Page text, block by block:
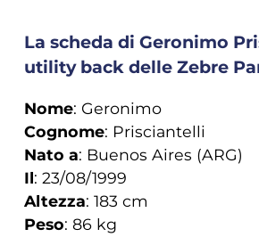
La scheda di Geronimo
utility back delle Zebre
Nome: Geronimo
Cognome: Prisciantelli
Nato a: Buenos Aires (ARG)
Il: 23/08/1999
Altezza: 183 cm
Peso: 86 kg